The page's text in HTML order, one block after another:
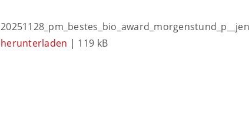
herunterladen | 119 kB